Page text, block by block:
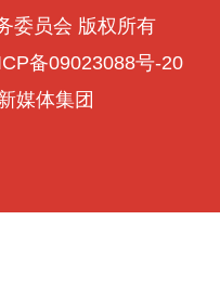
委员会 版权所有
备09023088号-20
媒体集团